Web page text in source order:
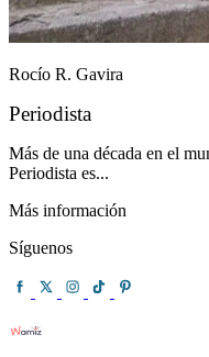
Rocío R. Gavira
Periodista
Más de una década en el
Periodista es...
Más información
Síguenos